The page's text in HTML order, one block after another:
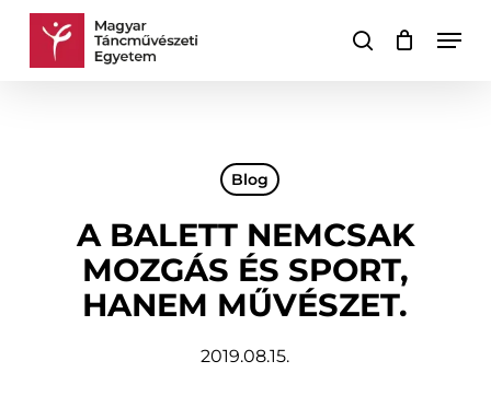
Skip
keresés
Kosár Kosár
Blog
A BALETT NEMCSAK
MOZGÁS ÉS SPORT,
HANEM MŰVÉSZET.
2019.08.15.